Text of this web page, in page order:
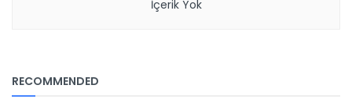
İçerik Yok
RECOMMENDED